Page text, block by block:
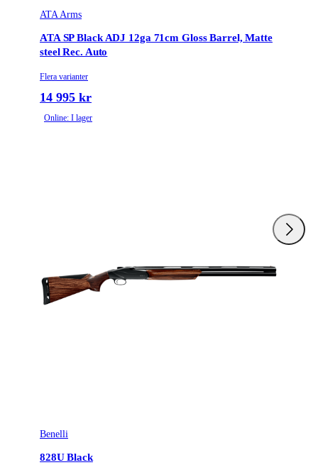
ATA Arms
ATA SP Black ADJ 12ga 71cm Gloss Barrel, Matte
steel Rec. Auto
Flera varianter
14 995 kr
Online: I lager
Benelli
828U Black